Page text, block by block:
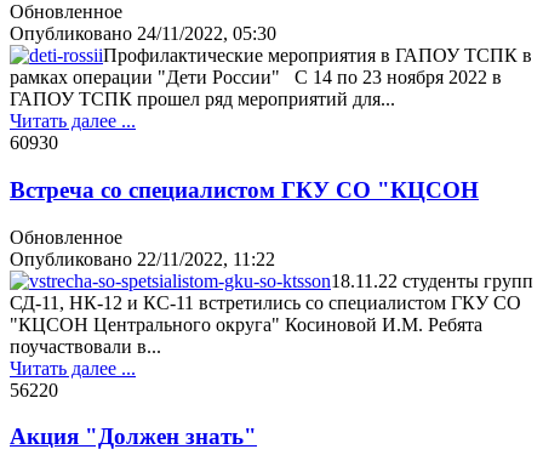
Обновленное
Опубликовано 24/11/2022, 05:30
Профилактические мероприятия в ГАПОУ ТСПК в
рамках операции "Дети России" С 14 по 23 ноября 2022 в
ГАПОУ ТСПК прошел ряд мероприятий для...
Читать далее ...
60930
Встреча со специалистом ГКУ СО "КЦСОН
Обновленное
Опубликовано 22/11/2022, 11:22
18.11.22 студенты групп
СД-11, НК-12 и КС-11 встретились со специалистом ГКУ СО
"КЦСОН Центрального округа" Косиновой И.М. Ребята
поучаствовали в...
Читать далее ...
56220
Акция "Должен знать"